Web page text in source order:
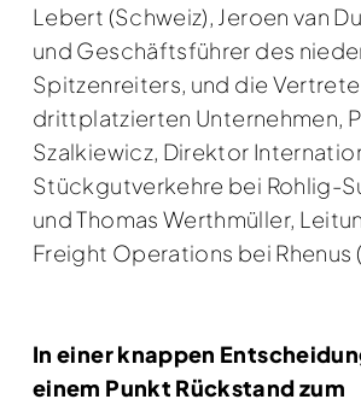
Lebert (Schweiz), Jeroen van
und Geschäftsführer des
Spitzenreiters, und die
drittplatzierten Unternehmen,
Szalkiewicz, Direktor
Stückgutverkehre bei Rohlig-
und Thomas Werthmüller,
Freight Operations bei Rhenus
In einer knappen
einem Punkt Rückstand zum